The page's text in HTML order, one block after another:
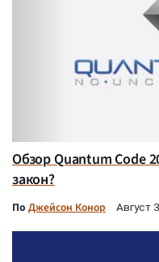
Обзор Quantum Code
закон?
По Джейсон Конор Август